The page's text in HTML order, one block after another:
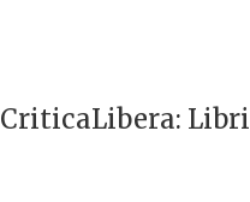
CriticaLibera: